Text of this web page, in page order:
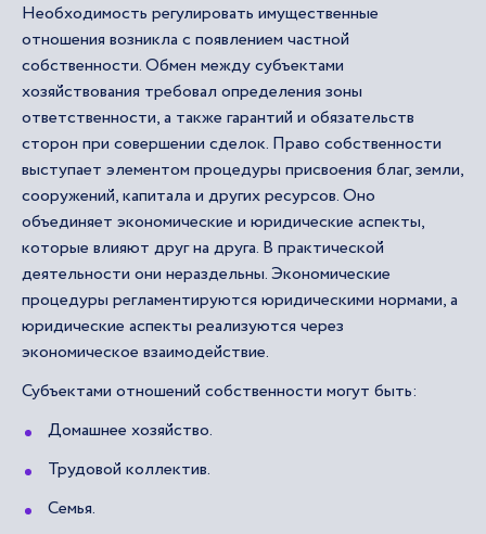
Необходимость регулировать имущественные
отношения возникла с появлением частной
собственности. Обмен между субъектами
хозяйствования требовал определения зоны
ответственности, а также гарантий и обязательств
сторон при совершении сделок. Право собственности
выступает элементом процедуры присвоения благ, земли,
сооружений, капитала и других ресурсов. Оно
объединяет экономические и юридические аспекты,
которые влияют друг на друга. В практической
деятельности они нераздельны. Экономические
процедуры регламентируются юридическими нормами, а
юридические аспекты реализуются через
экономическое взаимодействие.
Субъектами отношений собственности могут быть:
Домашнее хозяйство.
Трудовой коллектив.
Семья.